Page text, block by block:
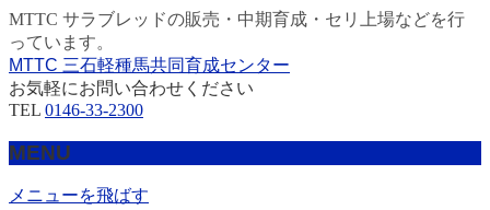
MTTC サラブレッドの販売・中期育成・セリ上場などを行
っています。
MTTC 三石軽種馬共同育成センター
お気軽にお問い合わせください
TEL 0146-33-2300
MENU
メニューを飛ばす